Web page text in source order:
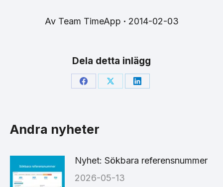
Av Team TimeApp 2014-02-03
Dela detta inlägg
Share Share Share
Andra nyheter
Nyhet: Sökbara referensnummer
2026-05-13